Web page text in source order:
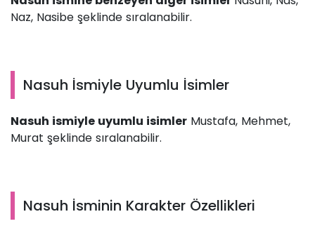
Naz, Nasibe şeklinde sıralanabilir.
Nasuh İsmiyle Uyumlu İsimler
Nasuh ismiyle uyumlu isimler Mustafa, Mehmet,
Murat şeklinde sıralanabilir.
Nasuh İsminin Karakter Özellikleri